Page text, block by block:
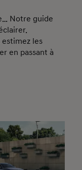
Notre guide
les
en passant à